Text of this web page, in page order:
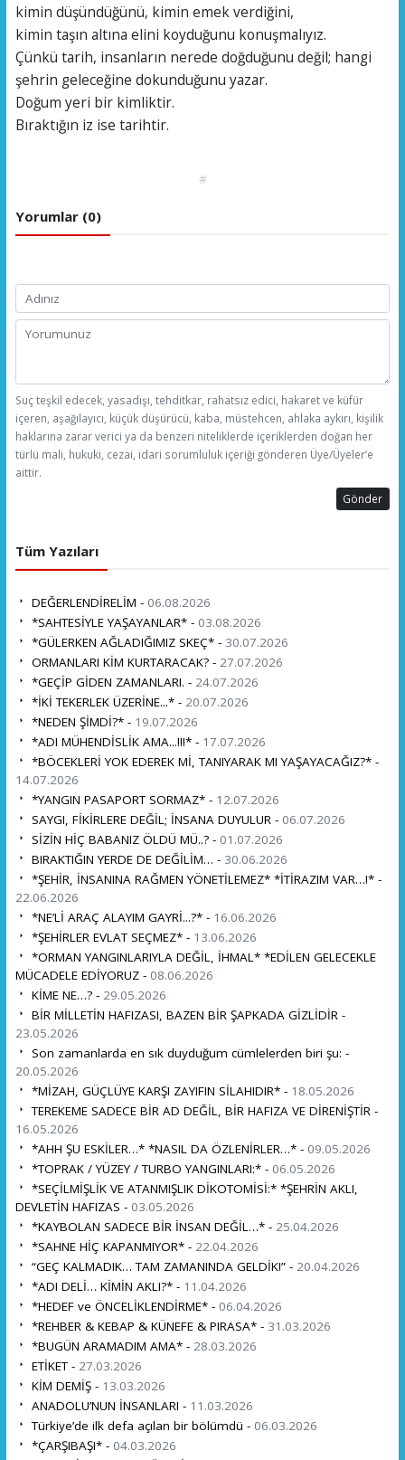
kimin düşündüğünü, kimin emek verdiğini,
kimin taşın altına elini koyduğunu konuşmalıyız.
Çünkü tarih, insanların nerede doğduğunu değil; hangi
şehrin geleceğine dokunduğunu yazar.
Doğum yeri bir kimliktir.
Bıraktığın iz ise tarihtir.
#
Yorumlar (0)
Suç teşkil edecek, yasadışı, tehditkar, rahatsız edici, hakaret ve küfür
içeren, aşağılayıcı, küçük düşürücü, kaba, müstehcen, ahlaka aykırı, kişilik
haklarına zarar verici ya da benzeri niteliklerde içeriklerden doğan her
türlü mali, hukuki, cezai, idari sorumluluk içeriği gönderen Üye/Üyeler’e
aittir.
Gönder
Tüm Yazıları
DEĞERLENDİRELİM - 06.08.2026
*SAHTESİYLE YAŞAYANLAR* - 03.08.2026
*GÜLERKEN AĞLADIĞIMIZ SKEÇ* - 30.07.2026
ORMANLARI KİM KURTARACAK? - 27.07.2026
*GEÇİP GİDEN ZAMANLARI. - 24.07.2026
*İKİ TEKERLEK ÜZERİNE...* - 20.07.2026
*NEDEN ŞİMDİ?* - 19.07.2026
*ADI MÜHENDİSLİK AMA...!!!* - 17.07.2026
*BÖCEKLERİ YOK EDEREK Mİ, TANIYARAK MI YAŞAYACAĞIZ?* -
14.07.2026
*YANGIN PASAPORT SORMAZ* - 12.07.2026
SAYGI, FİKİRLERE DEĞİL; İNSANA DUYULUR - 06.07.2026
SİZİN HİÇ BABANIZ ÖLDÜ MÜ..? - 01.07.2026
BIRAKTIĞIN YERDE DE DEĞİLİM… - 30.06.2026
*ŞEHİR, İNSANINA RAĞMEN YÖNETİLEMEZ* *İTİRAZIM VAR…!* -
22.06.2026
*NE’Lİ ARAÇ ALAYIM GAYRİ...?* - 16.06.2026
*ŞEHİRLER EVLAT SEÇMEZ* - 13.06.2026
*ORMAN YANGINLARIYLA DEĞİL, İHMAL* *EDİLEN GELECEKLE
MÜCADELE EDİYORUZ - 08.06.2026
KİME NE…? - 29.05.2026
BİR MİLLETİN HAFIZASI, BAZEN BİR ŞAPKADA GİZLİDİR -
23.05.2026
Son zamanlarda en sık duyduğum cümlelerden biri şu: -
20.05.2026
*MİZAH, GÜÇLÜYE KARŞI ZAYIFIN SİLAHIDIR* - 18.05.2026
TEREKEME SADECE BİR AD DEĞİL, BİR HAFIZA VE DİRENİŞTİR -
16.05.2026
*AHH ŞU ESKİLER…* *NASIL DA ÖZLENİRLER…* - 09.05.2026
*TOPRAK / YÜZEY / TURBO YANGINLARI:* - 06.05.2026
*SEÇİLMİŞLİK VE ATANMIŞLIK DİKOTOMİSİ:* *ŞEHRİN AKLI,
DEVLETİN HAFIZAS - 03.05.2026
*KAYBOLAN SADECE BİR İNSAN DEĞİL…* - 25.04.2026
*SAHNE HİÇ KAPANMIYOR* - 22.04.2026
“GEÇ KALMADIK… TAM ZAMANINDA GELDİK!” - 20.04.2026
*ADI DELİ… KİMİN AKLI?* - 11.04.2026
*HEDEF ve ÖNCELİKLENDİRME* - 06.04.2026
*REHBER & KEBAP & KÜNEFE & PIRASA* - 31.03.2026
*BUGÜN ARAMADIM AMA* - 28.03.2026
ETİKET - 27.03.2026
KİM DEMİŞ - 13.03.2026
ANADOLU’NUN İNSANLARI - 11.03.2026
Türkiye’de ilk defa açılan bir bölümdü - 06.03.2026
*ÇARŞIBAŞI* - 04.03.2026